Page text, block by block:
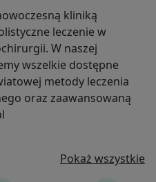
kliniką
leczenie w
W naszej
wszelkie dostępne
metody leczenia
oraz zaawansowaną
Pokaż wszystkie